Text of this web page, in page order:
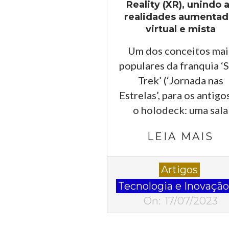
Reality (XR), unindo
realidades
virtual e mista
Um dos conceitos
populares da franquia
Trek’ (‘Jornada nas
Estrelas’, para os
o holodeck: uma sala
LEIA MAIS
07-
17
Artigos
Tecnologia e Inovação
On: 17/07/2023